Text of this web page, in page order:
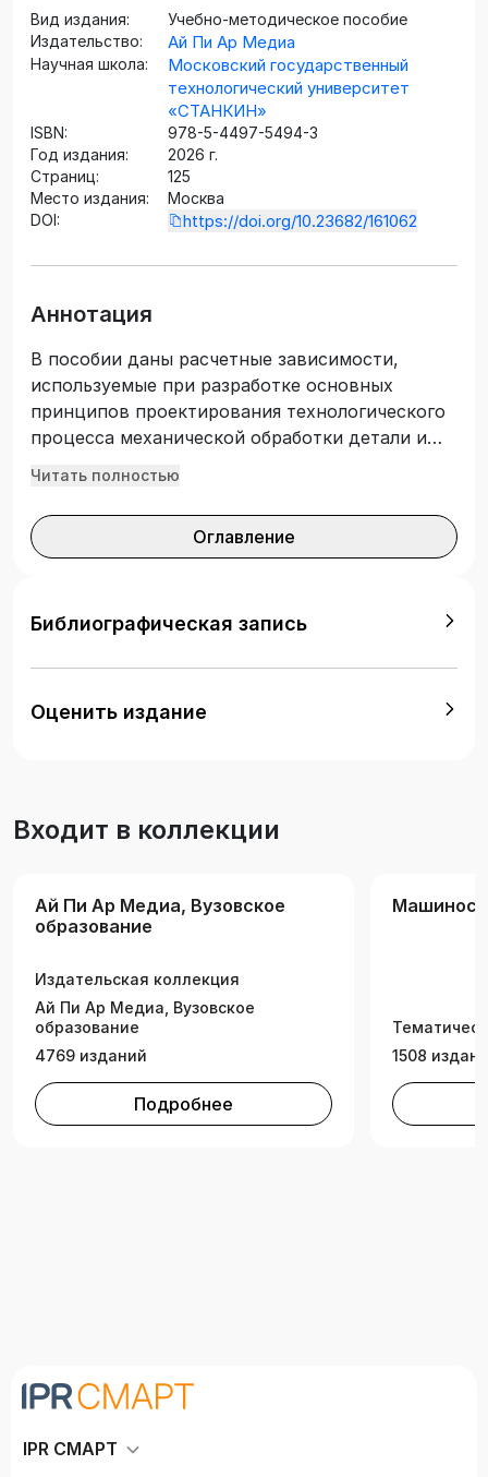
Вид издания:
Учебно-методическое пособие
Издательство:
Ай Пи Ар Медиа
Научная школа:
Московский государственный
технологический университет
«СТАНКИН»
ISBN:
978-5-4497-5494-3
Год издания:
2026 г.
Страниц:
125
Место издания:
Москва
DOI:
https://doi.org/10.23682/161062
Аннотация
В пособии даны расчетные зависимости,
используемые при разработке основных
принципов проектирования технологического
процесса механической обработки детали и
представлен пример выполнения работы.
и справочные материалы. Подготовлено с
учетом требований Федерального
студентов вузов, обучающихся по
технологическое обеспечение
машиностроительных производств»,
изучающих дисциплину «Основы технологии
Читать полностью
Оглавление
Библиографическая запись
Оценить издание
Входит в коллекции
Ай Пи Ар Медиа, Вузовское
образование
Издательская коллекция
Ай Пи Ар Медиа, Вузовское
образование
4769 изданий
Подробнее
1508
IPR СМАРТ